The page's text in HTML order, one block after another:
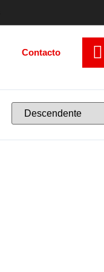
Contacto